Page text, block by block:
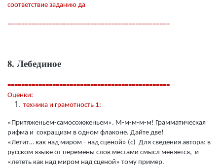
соответствие заданию да
===============================================
8. Лебединое
===============================================
Оценки:
техника и грамотность 1:
«Притяженьем-самосожженьем». М-м-м-м-м! Грамматическая
рифма и сокращизм в одном флаконе. Дайте две!
«Летит… как над миром - над сценой» (с) Для сведения автора: в
русском языке от перемены слов местами смысл меняется, и
«лететь как над миром над сценой» тому пример.